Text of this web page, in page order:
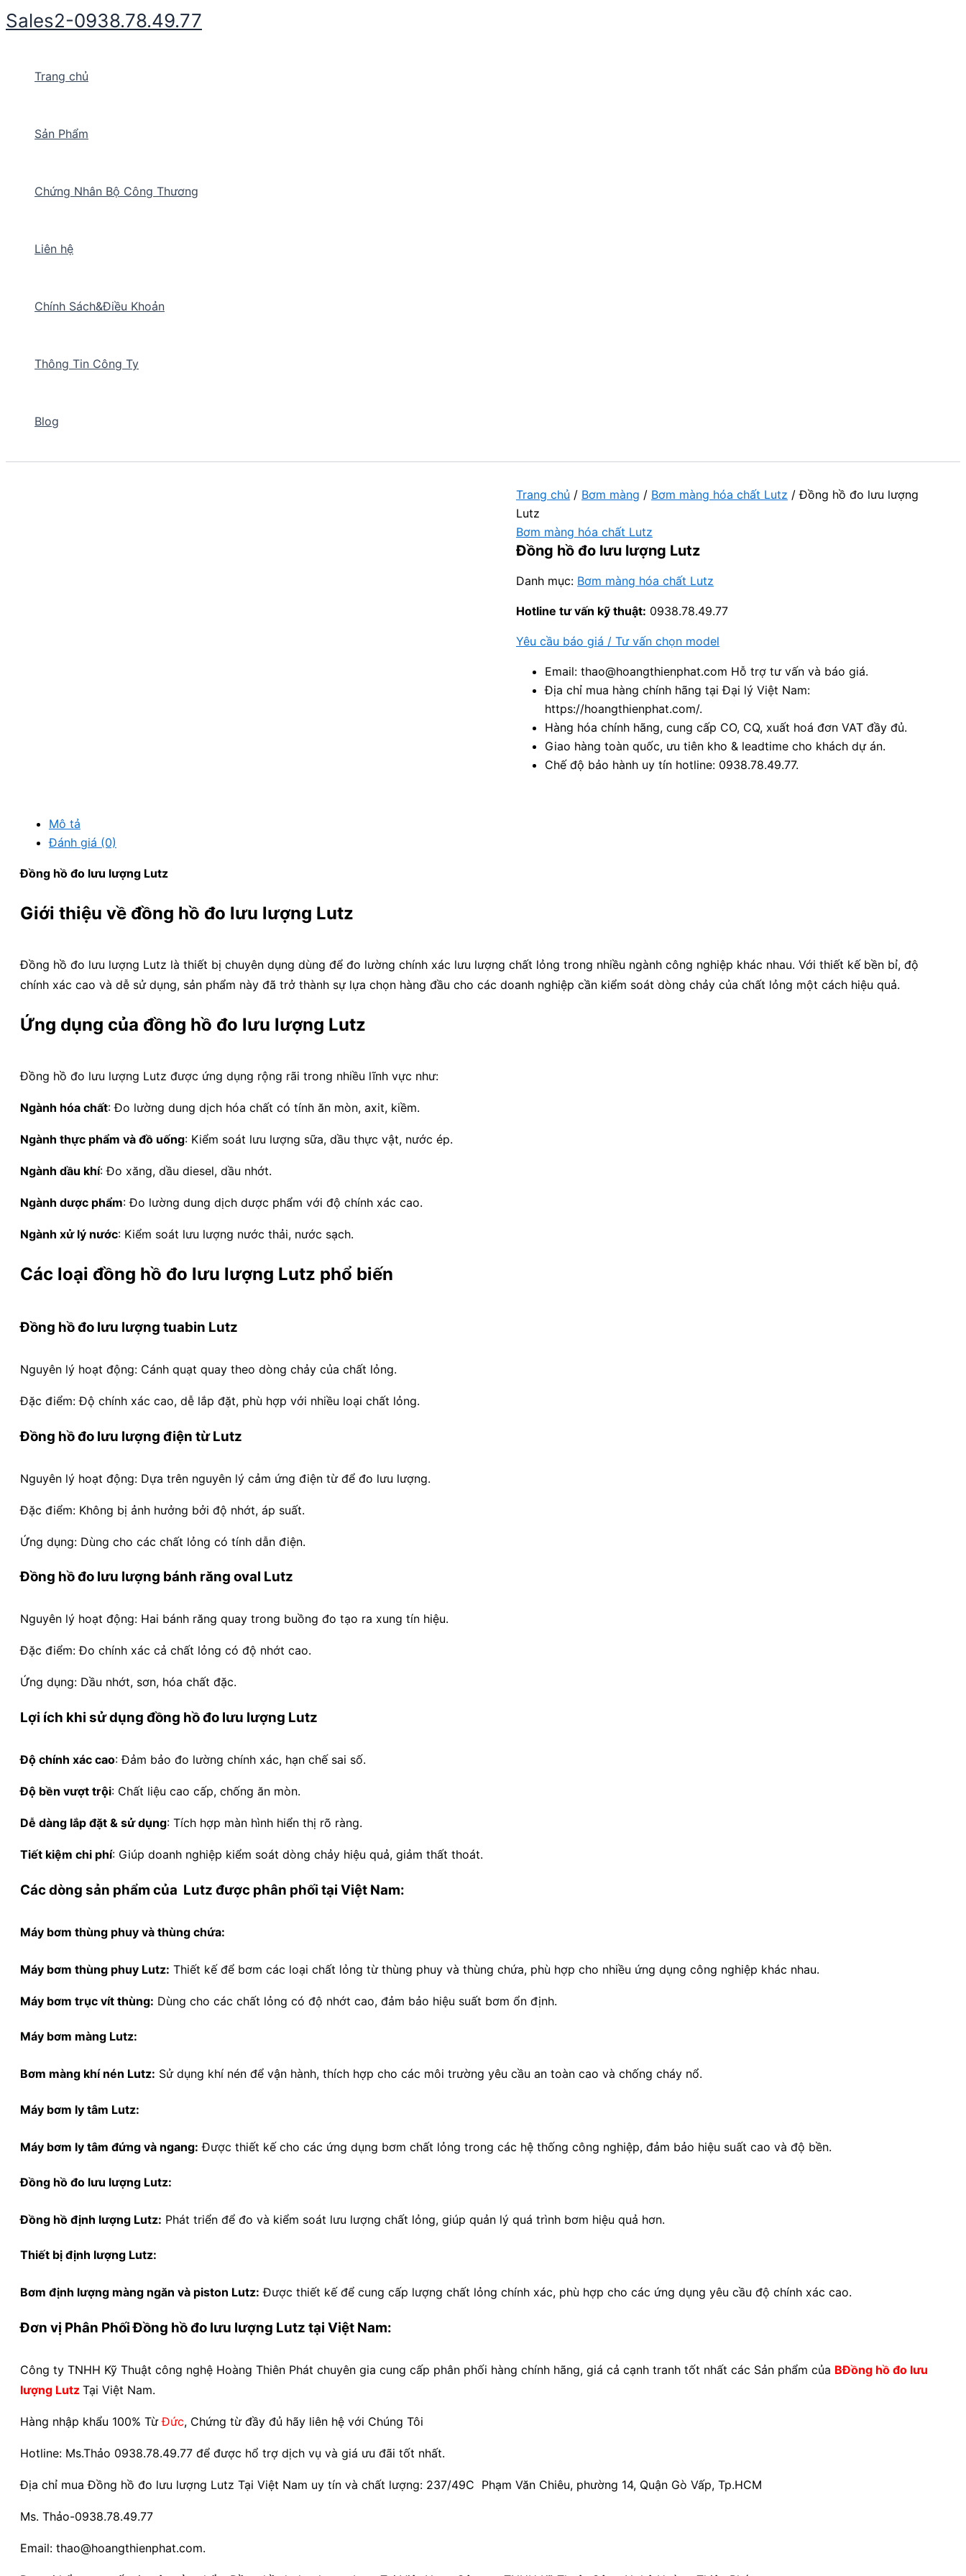
Nhảy
tới
Sales2-0938.78.49.77
Trang chủ
Sản Phẩm
Chứng Nhân Bộ Công Thương
Liên hệ
Chính Sách&Điều Khoản
Thông Tin Công Ty
Blog
Trang chủ / Bơm màng / Bơm màng hóa chất Lutz / Đồng hồ đo lưu lượng
Lutz
Bơm màng hóa chất Lutz
Đồng hồ đo lưu lượng Lutz
Danh mục: Bơm màng hóa chất Lutz
Hotline tư vấn kỹ thuật: 0938.78.49.77
Yêu cầu báo giá / Tư vấn chọn model
Email: thao@hoangthienphat.com Hỗ trợ tư vấn và báo giá.
Địa chỉ mua hàng chính hãng tại Đại lý Việt Nam:
https://hoangthienphat.com/.
Hàng hóa chính hãng, cung cấp CO, CQ, xuất hoá đơn VAT đầy đủ.
Giao hàng toàn quốc, ưu tiên kho & leadtime cho khách dự án.
Chế độ bảo hành uy tín hotline: 0938.78.49.77.
Mô tả
Đánh giá (0)
Đồng hồ đo lưu lượng Lutz
Giới thiệu về đồng hồ đo lưu lượng Lutz
Đồng hồ đo lưu lượng Lutz là thiết bị chuyên dụng dùng để đo lường chính xác lưu lượng chất lỏng trong nhiều ngành công nghiệp khác nhau. Với thiết kế bền bỉ, độ
chính xác cao và dễ sử dụng, sản phẩm này đã trở thành sự lựa chọn hàng đầu cho các doanh nghiệp cần kiểm soát dòng chảy của chất lỏng một cách hiệu quả.
Ứng dụng của đồng hồ đo lưu lượng Lutz
Đồng hồ đo lưu lượng Lutz được ứng dụng rộng rãi trong nhiều lĩnh vực như:
Ngành hóa chất: Đo lường dung dịch hóa chất có tính ăn mòn, axit, kiềm.
Ngành thực phẩm và đồ uống: Kiểm soát lưu lượng sữa, dầu thực vật, nước ép.
Ngành dầu khí: Đo xăng, dầu diesel, dầu nhớt.
Ngành dược phẩm: Đo lường dung dịch dược phẩm với độ chính xác cao.
Ngành xử lý nước: Kiểm soát lưu lượng nước thải, nước sạch.
Các loại đồng hồ đo lưu lượng Lutz phổ biến
Đồng hồ đo lưu lượng tuabin Lutz
Nguyên lý hoạt động: Cánh quạt quay theo dòng chảy của chất lỏng.
Đặc điểm: Độ chính xác cao, dễ lắp đặt, phù hợp với nhiều loại chất lỏng.
Đồng hồ đo lưu lượng điện từ Lutz
Nguyên lý hoạt động: Dựa trên nguyên lý cảm ứng điện từ để đo lưu lượng.
Đặc điểm: Không bị ảnh hưởng bởi độ nhớt, áp suất.
Ứng dụng: Dùng cho các chất lỏng có tính dẫn điện.
Đồng hồ đo lưu lượng bánh răng oval Lutz
Nguyên lý hoạt động: Hai bánh răng quay trong buồng đo tạo ra xung tín hiệu.
Đặc điểm: Đo chính xác cả chất lỏng có độ nhớt cao.
Ứng dụng: Dầu nhớt, sơn, hóa chất đặc.
Lợi ích khi sử dụng đồng hồ đo lưu lượng Lutz
Độ chính xác cao: Đảm bảo đo lường chính xác, hạn chế sai số.
Độ bền vượt trội: Chất liệu cao cấp, chống ăn mòn.
Dễ dàng lắp đặt & sử dụng: Tích hợp màn hình hiển thị rõ ràng.
Tiết kiệm chi phí: Giúp doanh nghiệp kiểm soát dòng chảy hiệu quả, giảm thất thoát.
Các dòng sản phẩm của Lutz được phân phối tại Việt Nam:
Máy bơm thùng phuy và thùng chứa:
Máy bơm thùng phuy Lutz: Thiết kế để bơm các loại chất lỏng từ thùng phuy và thùng chứa, phù hợp cho nhiều ứng dụng công nghiệp khác nhau.
Máy bơm trục vít thùng: Dùng cho các chất lỏng có độ nhớt cao, đảm bảo hiệu suất bơm ổn định.
Máy bơm màng Lutz:
Bơm màng khí nén Lutz: Sử dụng khí nén để vận hành, thích hợp cho các môi trường yêu cầu an toàn cao và chống cháy nổ.
Máy bơm ly tâm Lutz:
Máy bơm ly tâm đứng và ngang: Được thiết kế cho các ứng dụng bơm chất lỏng trong các hệ thống công nghiệp, đảm bảo hiệu suất cao và độ bền.
Đồng hồ đo lưu lượng Lutz:
Đồng hồ định lượng Lutz: Phát triển để đo và kiểm soát lưu lượng chất lỏng, giúp quản lý quá trình bơm hiệu quả hơn.
Thiết bị định lượng Lutz:
Bơm định lượng màng ngăn và piston Lutz: Được thiết kế để cung cấp lượng chất lỏng chính xác, phù hợp cho các ứng dụng yêu cầu độ chính xác cao.
Đơn vị Phân Phối Đồng hồ đo lưu lượng Lutz tại Việt Nam:
Công ty TNHH Kỹ Thuật công nghệ Hoàng Thiên Phát chuyên gia cung cấp phân phối hàng chính hãng, giá cả cạnh tranh tốt nhất các Sản phẩm của BĐồng hồ đo lưu
lượng Lutz Tại Việt Nam.
Hàng nhập khẩu 100% TừĐức, Chứng từ đầy đủ hãy liên hệ với Chúng Tôi
Hotline: Ms.Thảo 0938.78.49.77 để được hổ trợ dịch vụ và giá ưu đãi tốt nhất.
Địa chỉ mua Đồng hồ đo lưu lượng Lutz Tại Việt Nam uy tín và chất lượng: 237/49C Phạm Văn Chiêu, phường 14, Quận Gò Vấp, Tp.HCM
Ms. Thảo-0938.78.49.77
Email: thao@hoangthienphat.com.